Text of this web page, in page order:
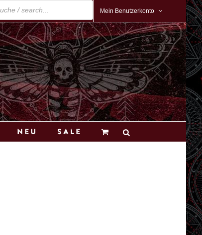
Mein Benutzerkonto
Neu Sale